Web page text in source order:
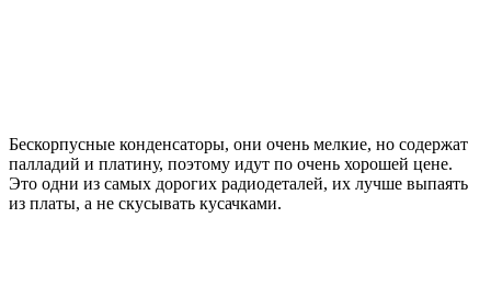
Бескорпусные конденсаторы, они очень мелкие, но содержат
палладий и платину, поэтому идут по очень хорошей цене.
Это одни из самых дорогих радиодеталей, их лучше выпаять
из платы, а не скусывать кусачками.